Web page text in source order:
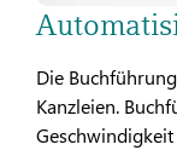
Die
Kanzleien.